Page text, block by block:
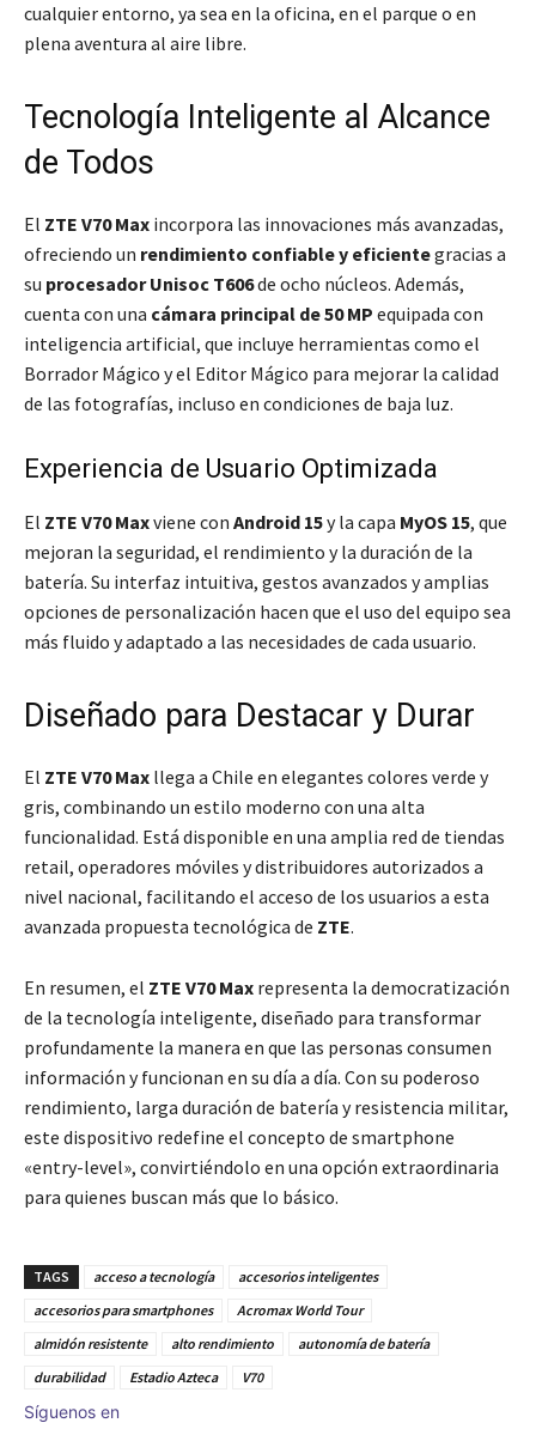
cualquier entorno, ya sea en la oficina, en el parque o en
plena aventura al aire libre.
Tecnología Inteligente al Alcance
de Todos
El ZTE V70 Max incorpora las innovaciones más avanzadas,
ofreciendo un rendimiento confiable y eficientegracias a
su procesador Unisoc T606de ocho núcleos. Además,
cuenta con una cámara principal de 50 MP equipada con
inteligencia artificial, que incluye herramientas como el
Borrador Mágico y el Editor Mágico para mejorar la calidad
de las fotografías, incluso en condiciones de baja luz.
Experiencia de Usuario Optimizada
El ZTE V70 Maxviene con Android 15y la capa MyOS 15, que
mejoran la seguridad, el rendimiento y la duración de la
batería. Su interfaz intuitiva, gestos avanzados y amplias
opciones de personalización hacen que el uso del equipo sea
más fluido y adaptado a las necesidades de cada usuario.
Diseñado para Destacar y Durar
El ZTE V70 Max llega a Chile en elegantes colores verde y
gris, combinando un estilo moderno con una alta
funcionalidad. Está disponible en una amplia red de tiendas
retail, operadores móviles y distribuidores autorizados a
nivel nacional, facilitando el acceso de los usuarios a esta
avanzada propuesta tecnológica de ZTE.
En resumen, el ZTE V70 Max representa la democratización
de la tecnología inteligente, diseñado para transformar
profundamente la manera en que las personas consumen
información y funcionan en su día a día. Con su poderoso
rendimiento, larga duración de batería y resistencia militar,
este dispositivo redefine el concepto de smartphone
«entry-level», convirtiéndolo en una opción extraordinaria
para quienes buscan más que lo básico.
TAGS acceso a tecnología
accesorios inteligentes
accesorios para smartphones
Acromax World Tour
almidón resistente
alto rendimiento
autonomía de batería
durabilidad
Estadio Azteca V70
Síguenos en